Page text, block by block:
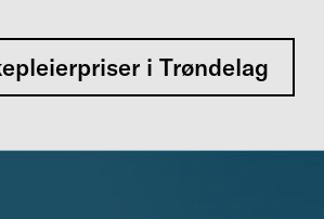
i Trøndelag